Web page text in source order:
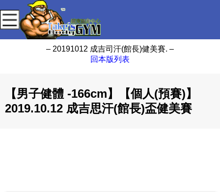
– 20191012 成吉司汗(館長)健美賽. –
回本版列表
【男子健體 -166cm】【個人(預賽)】
2019.10.12 成吉思汗(館長)盃健美賽